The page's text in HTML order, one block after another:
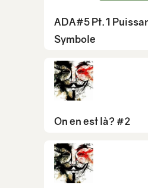
ADA#5 Pt.1
Symbole
On en est là? #2